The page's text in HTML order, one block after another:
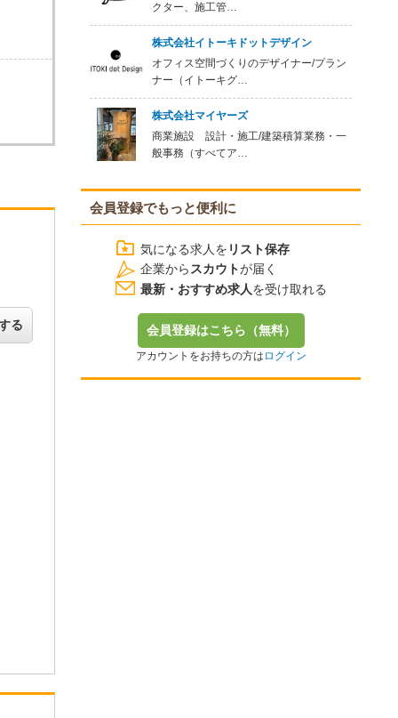
る
クター、施工管…
株式会社イトーキドットデザイン
オフィス空間づくりのデザイナー/プラン
ナー（イトーキグ…
株式会社マイヤーズ
商業施設 設計・施工/建築積算業務・一
般事務（すべてア…
会員登録でもっと便利に
気になる求人を リスト保存
企業から スカウトが届く
最新・おすすめ求人を受け取れる
会員登録はこちら（無料）
アカウントをお持ちの方は ログイン